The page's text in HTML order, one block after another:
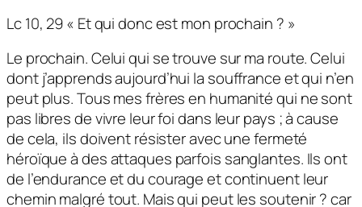
Lc 10, 29 « Et qui donc est mon prochain ? »
Le prochain. Celui qui se trouve sur ma route. Celui
dont j’apprends aujourd’hui la souffrance et qui n’en
peut plus. Tous mes frères en humanité qui ne sont
pas libres de vivre leur foi dans leur pays ; à cause
de cela, ils doivent résister avec une fermeté
héroïque à des attaques parfois sanglantes. Ils ont
de l’endurance et du courage et continuent leur
chemin malgré tout. Mais qui peut les soutenir ? car